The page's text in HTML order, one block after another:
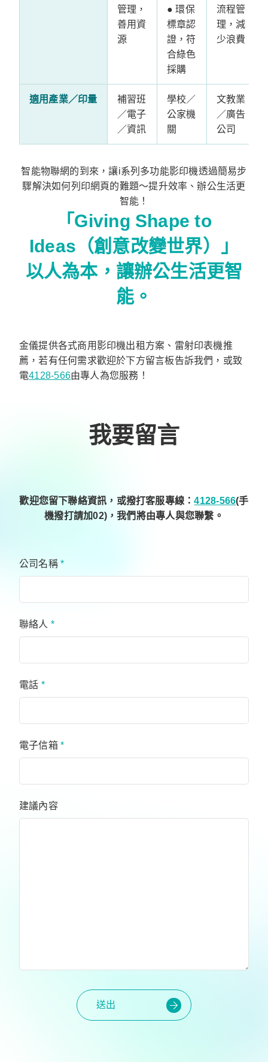
管理，
善用資
源
● 環保
標章認
證，符
合綠色
採購
流程管
理，減
少浪費
適用產業／印量
補習班
／電子
／資訊
學校／
公家機
關
文教業
／廣告
公司
智能物聯網的到來，讓i系列多功能影印機透過簡易步
驟解決如何列印網頁的難題～提升效率、辦公生活更
智能！
「Giving Shape to
Ideas（創意改變世界）」
以人為本，讓辦公生活更智
能。
金儀提供各式商用影印機出租方案、雷射印表機推
薦，若有任何需求歡迎於下方留言板告訴我們，或致
電4128-566由專人為您服務！
我要留言
歡迎您留下聯絡資訊，或撥打客服專線：4128-566(手
機撥打請加02)，我們將由專人與您聯繫。
公司名稱*
聯絡人 *
電話 *
電子信箱*
建議內容
送出